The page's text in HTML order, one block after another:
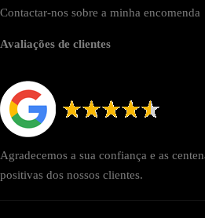
Contactar-nos sobre a minha encomenda
Avaliações de clientes
Agradecemos a sua confiança e as
positivas dos nossos clientes.